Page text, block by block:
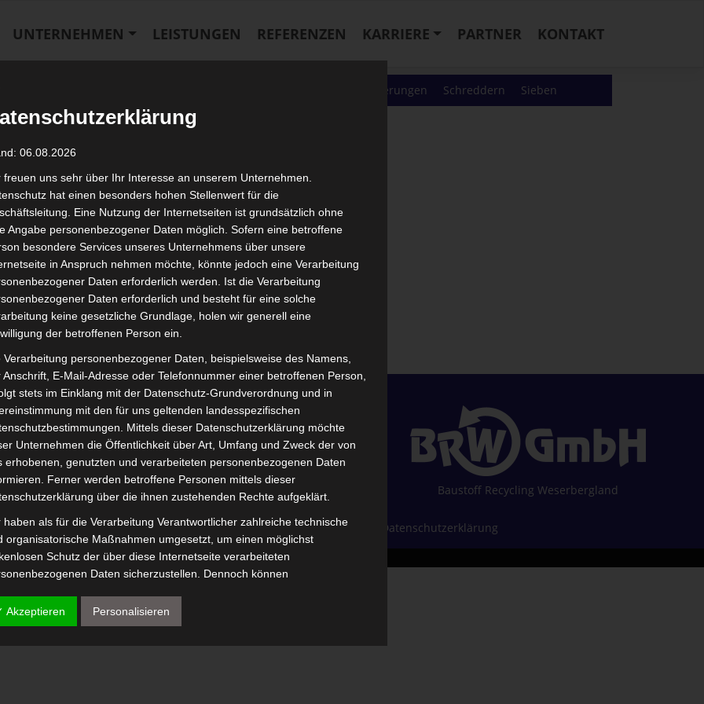
UNTERNEHMEN LEISTUNGEN REFERENZEN KARRIERE PARTNER KONTAKT
Schadstoffsanierungen Schreddern Sieben
thumb
- Ihre Ansprechpartner -
Marco Müller und Silvia Müller
Baustoff Recycling Weserbergland
GmbH •Lange Straße 13•31020 Salzhemmendorf•Impressum Datenschutzerklärung
BRW GmbH |Theme byBootstrap-Theme für WordPressand customized by
06.08.2026
freuen uns sehr über Ihr Interesse an unserem Unternehmen.
hat einen besonders hohen Stellenwert für die
Eine Nutzung der Internetseiten ist grundsätzlich ohne
Angabe personenbezogener Daten möglich. Sofern eine betroffene
besondere Services unseres Unternehmens über unsere
in Anspruch nehmen möchte, könnte jedoch eine Verarbeitung
Daten erforderlich werden. Ist die Verarbeitung
Daten erforderlich und besteht für eine solche
keine gesetzliche Grundlage, holen wir generell eine
der betroffenen Person ein.
Verarbeitung personenbezogener Daten, beispielsweise des Namens,
Anschrift, E-Mail-Adresse oder Telefonnummer einer betroffenen Person,
stets im Einklang mit der Datenschutz-Grundverordnung und in
mit den für uns geltenden landesspezifischen
Mittels dieser Datenschutzerklärung möchte
Unternehmen die Öffentlichkeit über Art, Umfang und Zweck der von
erhobenen, genutzten und verarbeiteten personenbezogenen Daten
Ferner werden betroffene Personen mittels dieser
über die ihnen zustehenden Rechte aufgeklärt.
haben als für die Verarbeitung Verantwortlicher zahlreiche technische
organisatorische Maßnahmen umgesetzt, um einen möglichst
Schutz der über diese Internetseite verarbeiteten
Daten sicherzustellen. Dennoch können
sodass ein absoluter Schutz nicht gewährleistet werden kann.
diesem Grund steht es jeder betroffenen Person frei,
Akzeptieren Personalisieren